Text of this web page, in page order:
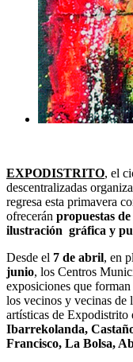
EXPODISTRITO, el
descentralizadas
regresa esta primavera
ofrecerán propuestas
ilustración gráfica y
Desde el 7 de abril, en
junio, los Centros
exposiciones que
los vecinos y vecinas de
artísticas de
Ibarrekolanda,
Francisco, La Bolsa,